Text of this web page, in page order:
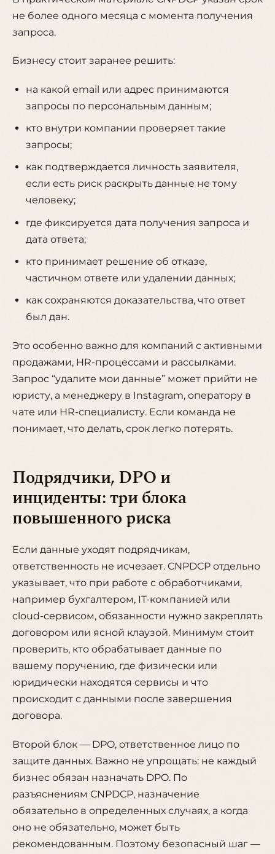
не более одного месяца с момента получения
запроса.
Бизнесу стоит заранее решить:
на какой email или адрес принимаются
запросы по персональным данным;
кто внутри компании проверяет такие
запросы;
как подтверждается личность заявителя,
если есть риск раскрыть данные не тому
человеку;
где фиксируется дата получения запроса и
дата ответа;
кто принимает решение об отказе,
частичном ответе или удалении данных;
как сохраняются доказательства, что ответ
был дан.
Это особенно важно для компаний с активными
продажами, HR-процессами и рассылками.
Запрос “удалите мои данные” может прийти не
юристу, а менеджеру в Instagram, оператору в
чате или HR-специалисту. Если команда не
понимает, что делать, срок легко потерять.
Подрядчики, DPO и
инциденты: три блока
повышенного риска
Если данные уходят подрядчикам,
ответственность не исчезает. CNPDCP отдельно
указывает, что при работе с обработчиками,
например бухгалтером, IT-компанией или
cloud-сервисом, обязанности нужно закреплять
договором или ясной клаузой. Минимум стоит
проверить, кто обрабатывает данные по
вашему поручению, где физически или
юридически находятся сервисы и что
происходит с данными после завершения
договора.
Второй блок — DPO, ответственное лицо по
защите данных. Важно не упрощать: не каждый
бизнес обязан назначать DPO. По
разъяснениям CNPDCP, назначение
обязательно в определенных случаях, а когда
оно не обязательно, может быть
рекомендованным. Поэтому безопасный шаг —